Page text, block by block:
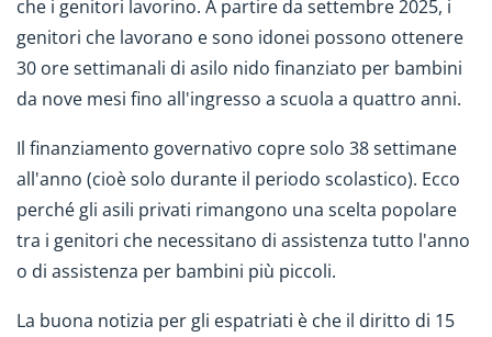
che i genitori lavorino. A partire da settembre 2025, i
genitori che lavorano e sono idonei possono ottenere
30 ore settimanali di asilo nido finanziato per bambini
da nove mesi fino all'ingresso a scuola a quattro anni.
Il finanziamento governativo copre solo 38 settimane
all'anno (cioè solo durante il periodo scolastico). Ecco
perché gli asili privati rimangono una scelta popolare
tra i genitori che necessitano di assistenza tutto l'anno
o di assistenza per bambini più piccoli.
La buona notizia per gli espatriati è che il diritto di 15